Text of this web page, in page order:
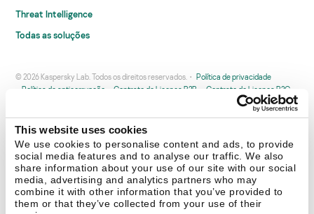
This website uses cookies
We use cookies to personalise content and ads, to provide
social media features and to analyse our traffic. We also
share information about your use of our site with our social
media, advertising and analytics partners who may
combine it with other information that you’ve provided to
them or that they’ve collected from your use of their
Threat Intelligence
Todas as soluções
© 2026 Kaspersky Lab. Todos os direitos reservados.
Política de privacidade
Política de anticorrupção
Contrato de Licença B2B
Contrato de Licença B2C
Fale conosco Sobre a Kaspersky Parceiros
Comunicado à imprensa
Securelist Eugene Personal Blog